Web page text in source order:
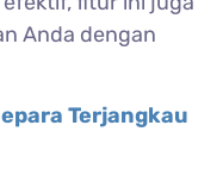
Anda dengan
Terjangkau